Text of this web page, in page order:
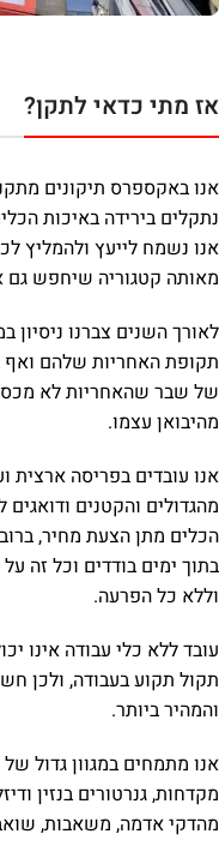
אז מתי כדאי לתקן?
אנו באקספרס תיקונים
נתקלים בירידה באיכות
אנו נשמח לייעץ ולהמליץ
מאותה קטגוריה שיחפש גם
לאורך השנים צברנו
תקופת האחריות שלהם ואף
של שבר שהאחריות לא
מהיבואן עצמו.
אנו עובדים בפריסה ארצית
מהגדולים והקטנים
הכלים מתן הצעת מחיר,
בתוך ימים בודדים וכל זה
וללא כל הפרעה.
עובד ללא כלי עבודה אינו
תקול תקוע בעבודה, ולכן
והמהיר ביותר.
אנו מתמחים במגוון גדול
מקדחות, גנרטורים בנזין
מהדקי אדמה, משאבות,